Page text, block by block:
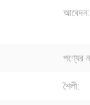
আবেদন:
পণ্যের
শৈলী: